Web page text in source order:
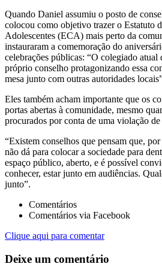
Quando Daniel assumiu o posto de
colocou como objetivo trazer o Estatuto
Adolescentes (ECA) mais perto da
instauraram a comemoração do
celebrações públicas: “O colegiado atual
próprio conselho protagonizando essa
mesa junto com outras autoridades
Eles também acham importante que os
portas abertas à comunidade, mesmo
procurados por conta de uma violação
“Existem conselhos que pensam que,
não dá para colocar a sociedade para
espaço público, aberto, e é possível
conhecer, estar junto em audiências.
junto”.
Comentários
Comentários via Facebook
Clique aqui para comentar
Deixe um comentário